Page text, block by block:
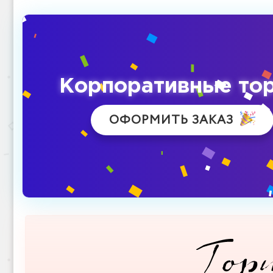
Корпоративные
ОФОРМИТЬ ЗАКАЗ